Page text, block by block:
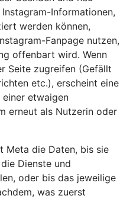
Informationen,
werden können,
Fanpage nutzen,
offenbart wird. Wenn
Seite zugreifen (Gefällt
etc.), erscheint eine
einer etwaigen
erneut als Nutzerin oder
Meta die Daten, bis sie
Dienste und
oder bis das jeweilige
was zuerst